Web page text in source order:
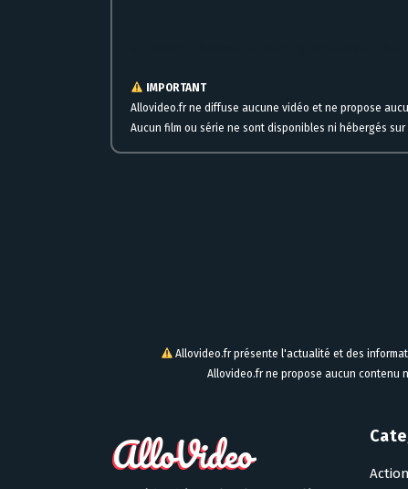
IMPORTANT
Allovideo.fr ne diffuse aucune vidéo et ne propose
Aucun film ou série ne sont disponibles ni hébergés sur
Allovideo.fr présente l'actualité et des
Allovideo.fr ne propose aucun contenu
Action